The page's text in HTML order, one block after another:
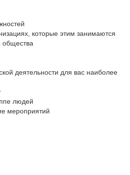
которые этим занимаются
общества
деятельности для вас наиболее
людей
мероприятий